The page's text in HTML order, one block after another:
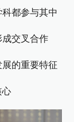
都参与其中
成交叉合作
的重要特征
心